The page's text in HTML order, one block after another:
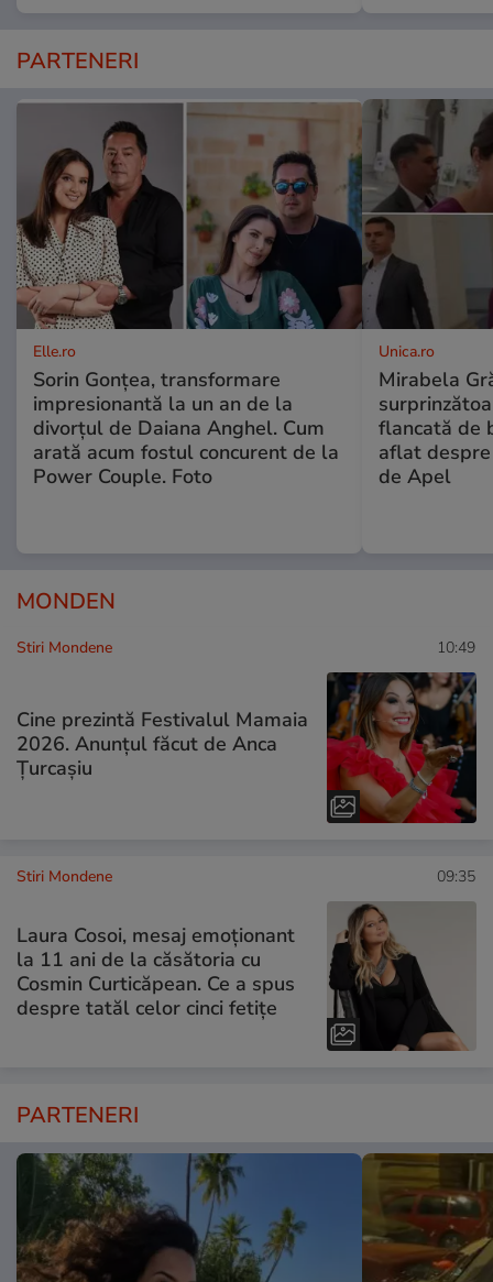
PARTENERI
Elle.ro
Sorin Gonțea, transformare
impresionantă la un an de la
divorțul de Daiana Anghel. Cum
arată acum fostul concurent de la
Power Couple. Foto
Unica.ro
Mirabela
flancată de
aflat
de Apel
MONDEN
Stiri Mondene 10:49
Cine prezintă Festivalul Mamaia
2026. Anunțul făcut de Anca
Țurcașiu
Stiri Mondene 09:35
Laura Cosoi, mesaj emoționant
la 11 ani de la căsătoria cu
Cosmin Curticăpean. Ce a spus
despre tatăl celor cinci fetițe
PARTENERI